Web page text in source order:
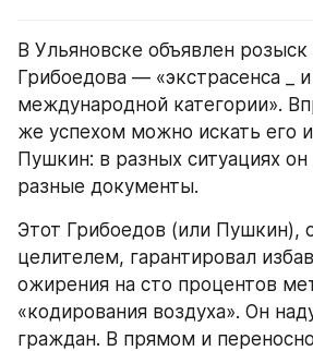
В Ульяновске объявлен
Грибоедова — «экстрасенса _
международной категории».
же успехом можно искать его
Пушкин: в разных ситуациях
разные документы.
Этот Грибоедов (или Пушкин),
целителем, гарантировал
ожирения на сто процентов
«кодирования воздуха». Он
граждан. В прямом и